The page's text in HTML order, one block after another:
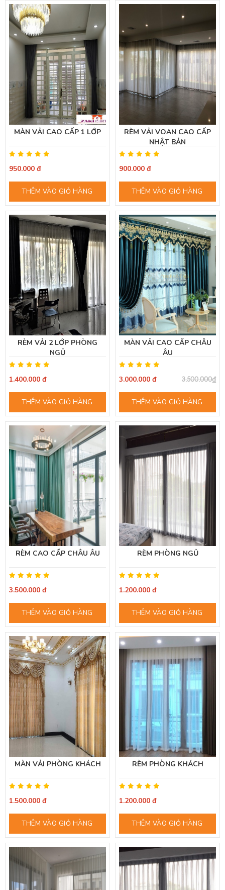
MÀN VẢI CAO CẤP 1 LỚP
950.000 đ
THÊM VÀO GIỎ HÀNG
RÈM VẢI VOAN CAO CẤP
NHẬT BẢN
900.000 đ
THÊM VÀO GIỎ HÀNG
RÈM VẢI 2 LỚP PHÒNG
NGỦ
1.400.000 đ
THÊM VÀO GIỎ HÀNG
MÀN VẢI CAO CẤP CHÂU
ÂU
3.000.000 đ 3.500.000₫
THÊM VÀO GIỎ HÀNG
RÈM CAO CẤP CHÂU ÂU
3.500.000 đ
THÊM VÀO GIỎ HÀNG
RÈM PHÒNG NGỦ
1.200.000 đ
THÊM VÀO GIỎ HÀNG
MÀN VẢI PHÒNG KHÁCH
1.500.000 đ
THÊM VÀO GIỎ HÀNG
RÈM PHÒNG KHÁCH
1.200.000 đ
THÊM VÀO GIỎ HÀNG